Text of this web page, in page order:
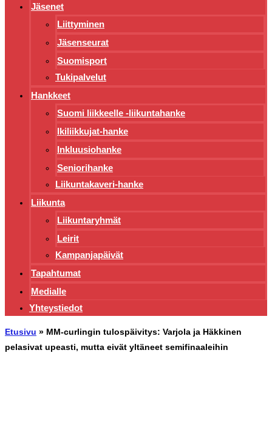
Jäsenet
Liittyminen
Jäsenseurat
Suomisport
Tukipalvelut
Hankkeet
Suomi liikkeelle -liikuntahanke
Ikiliikkujat-hanke
Inkluusiohanke
Seniorihanke
Liikuntakaveri-hanke
Liikunta
Liikuntaryhmät
Leirit
Kampanjapäivät
Tapahtumat
Medialle
Yhteystiedot
Etusivu » MM-curlingin tulospäivitys: Varjola ja Häkkinen
pelasivat upeasti, mutta eivät yltäneet semifinaaleihin